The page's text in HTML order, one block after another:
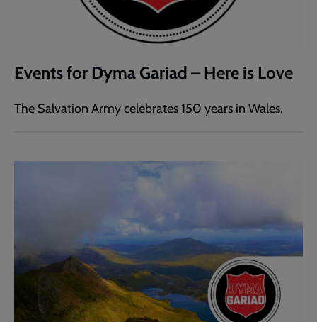
Events for Dyma Gariad – Here is Love
The Salvation Army celebrates 150 years in Wales.